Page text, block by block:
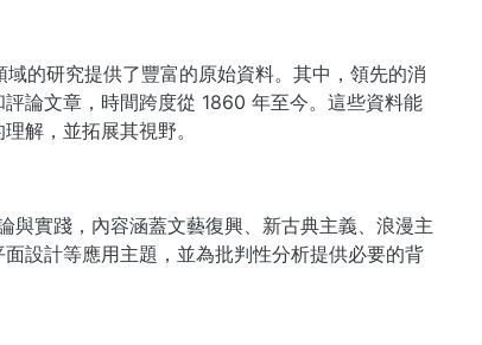
的研究提供了豐富的原始資料。其中，領先的消
論文章，時間跨度從 1860 年至今。這些資料能
解，並拓展其視野。
實踐，內容涵蓋文藝復興、新古典主義、浪漫主
設計等應用主題，並為批判性分析提供必要的背